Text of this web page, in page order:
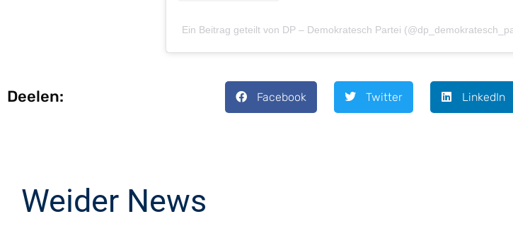
Ein Beitrag geteilt von DP – Demokratesch Partei
Deelen: Facebook Twitter LinkedIn
Weider News